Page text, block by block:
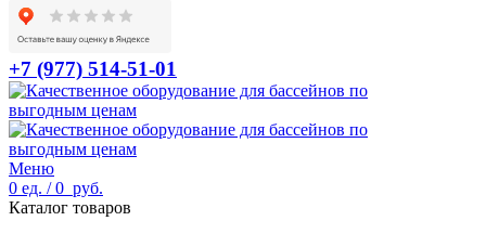
+7 (977) 514-51-01
Меню
0 ед. / 0 руб.
Каталог товаров